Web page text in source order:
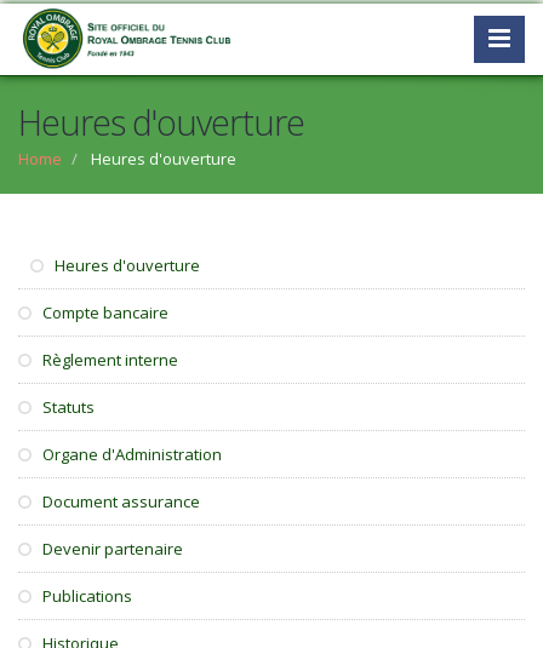
Heures d'ouverture
Home Heures d'ouverture
Heures d'ouverture
Compte bancaire
Règlement interne
Statuts
Organe d'Administration
Document assurance
Devenir partenaire
Publications
Historique